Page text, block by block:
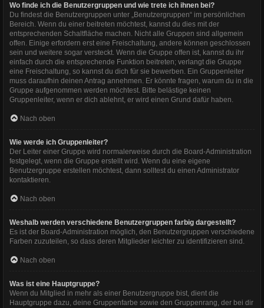
Wo finde ich die Benutzergruppen und wie trete ich ihnen bei?
Du findest die Benutzergruppen unter „Benutzergruppen“ im persönlichen
Bereich. Wenn du einer beitreten möchtest, kannst du dies mit der
entsprechenden Schaltfläche machen. Nicht alle Gruppen sind allgemein
offen. Einige erfordern erst eine Freischaltung, andere können geschlossen
sein und weitere sogar versteckt. Wenn die Gruppe offen ist, kannst du ihr
einfach durch die entsprechende Funktion beitreten; verlangt die Gruppe
eine Freischaltung, so kannst du dich für sie bewerben. Ein Gruppenleiter
muss daraufhin deinen Antrag annehmen. Er könnte fragen, warum du in die
Gruppe aufgenommen werden möchtest. Bitte belästige keinen
Gruppenleiter, wenn er dich ablehnt, er wird einen Grund dafür haben.
Nach oben
Wie werde ich Gruppenleiter?
Der Leiter einer Gruppe wird normalerweise durch die Board-Administration
festgelegt, wenn die Gruppe erstellt wird. Wenn du eine eigene
Benutzergruppe erstellen möchtest, dann solltest du einen Administrator
kontaktieren.
Nach oben
Weshalb werden verschiedene Benutzergruppen farbig dargestellt?
Es ist der Board-Administration möglich, den Benutzergruppen verschiedene
Farben zuzuteilen, so dass deren Mitglieder leichter zu identifizieren sind.
Nach oben
Was ist eine Hauptgruppe?
Wenn du Mitglied in mehr als einer Benutzergruppe bist, dient die
Hauptgruppe dazu, deine Gruppenfarbe sowie den Gruppenrang, der bei dir